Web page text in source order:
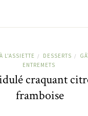
L'ASSIETTE / DESSERTS /
ENTREMETS
craquant
framboise